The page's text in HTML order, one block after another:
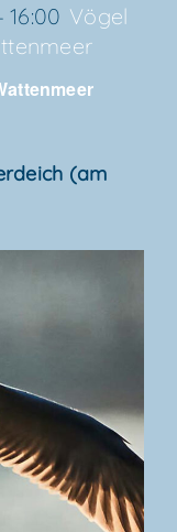
16:00 Vögel
(am